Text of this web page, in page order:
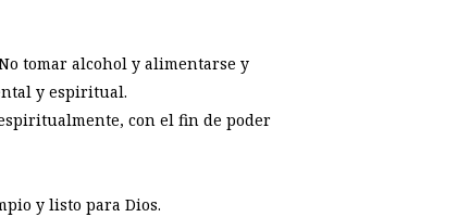
tomar alcohol y alimentarse y
y espiritual.
con el fin de poder
y listo para Dios.